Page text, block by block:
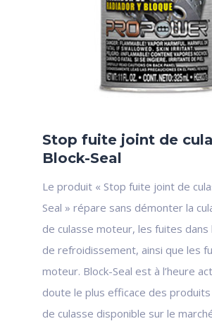
Stop fuite joint de
Block-Seal
Le produit « Stop fuite joint de
Seal » répare sans démonter la
de culasse moteur, les fuites
de refroidissement, ainsi que les
moteur. Block-Seal est à l’heure
doute le plus efficace des
de culasse disponible sur le